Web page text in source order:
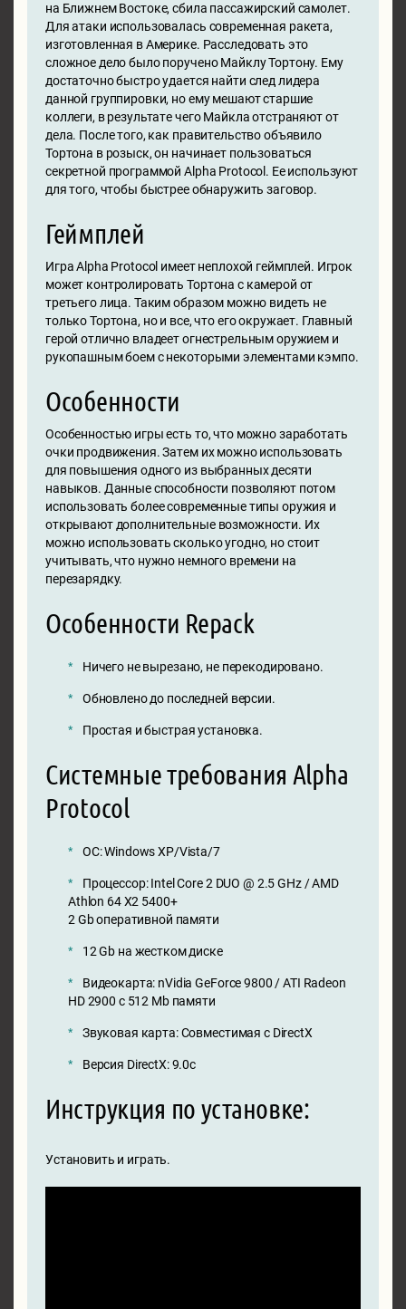
на Ближнем Востоке, сбила пассажирский самолет.
Для атаки использовалась современная ракета,
изготовленная в Америке. Расследовать это
сложное дело было поручено Майклу Тортону. Ему
достаточно быстро удается найти след лидера
данной группировки, но ему мешают старшие
коллеги, в результате чего Майкла отстраняют от
дела. После того, как правительство объявило
Тортона в розыск, он начинает пользоваться
секретной программой Alpha Protocol. Ее используют
для того, чтобы быстрее обнаружить заговор.
Геймплей
Игра Alpha Protocol имеет неплохой геймплей. Игрок
может контролировать Тортона с камерой от
третьего лица. Таким образом можно видеть не
только Тортона, но и все, что его окружает. Главный
герой отлично владеет огнестрельным оружием и
рукопашным боем с некоторыми элементами кэмпо.
Особенности
Особенностью игры есть то, что можно заработать
очки продвижения. Затем их можно использовать
для повышения одного из выбранных десяти
навыков. Данные способности позволяют потом
использовать более современные типы оружия и
открывают дополнительные возможности. Их
можно использовать сколько угодно, но стоит
учитывать, что нужно немного времени на
перезарядку.
Особенности Repack
Ничего не вырезано, не перекодировано.
Обновлено до последней версии.
Простая и быстрая установка.
Системные требования Alpha
Protocol
ОС: Windows XP/Vista/7
Процессор: Intel Core 2 DUO @ 2.5 GHz / AMD
Athlon 64 X2 5400+
2 Gb оперативной памяти
12 Gb на жестком диске
Видеокарта: nVidia GeForce 9800 / ATI Radeon
HD 2900 с 512 Mb памяти
Звуковая карта: Совместимая с DirectX
Версия DirectX: 9.0c
Инструкция по установке:
Установить и играть.